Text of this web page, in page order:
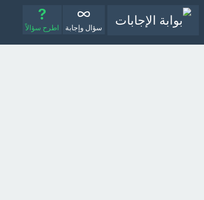
سؤال وإجابة اطرح سؤالاً